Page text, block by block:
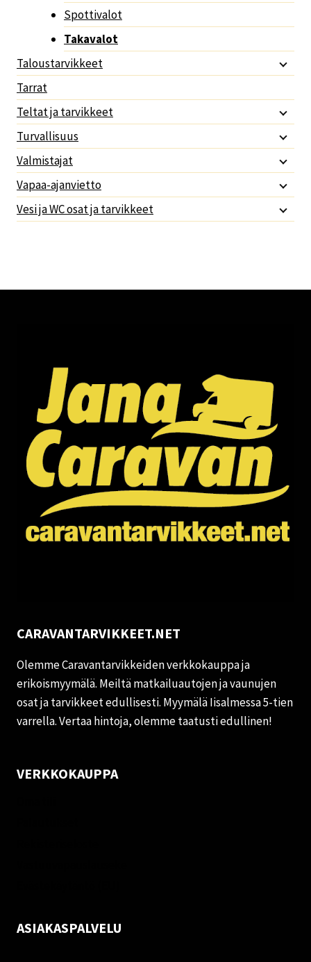
Spottivalot
Takavalot
Taloustarvikkeet
Tarrat
Teltat ja tarvikkeet
Turvallisuus
Valmistajat
Vapaa-ajanvietto
Vesi ja WC osat ja tarvikkeet
CARAVANTARVIKKEET.NET
Olemme Caravantarvikkeiden verkkokauppa ja
erikoismyymälä. Meiltä matkailuautojen ja vaunujen
osat ja tarvikkeet edullisesti. Myymälä Iisalmessa 5-tien
varrella. Vertaa hintoja, olemme taatusti edullinen!
VERKKOKAUPPA
ASIAKASPALVELU